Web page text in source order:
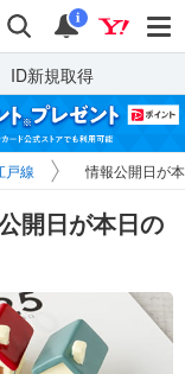
検索 通知
i
ID新規取得
戸線 情報公開日が
開日が本日の